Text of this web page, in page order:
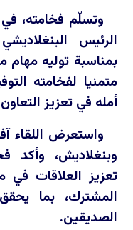
وتسلّم فخامته،
الرئيس
بمناسبة توليه مهام
متمنيا لفخامته
أمله في تعزيز
واستعرض اللقاء
وبنغلاديش، وأكد
تعزيز العلاقات في
المشترك، بما
الصديقين.